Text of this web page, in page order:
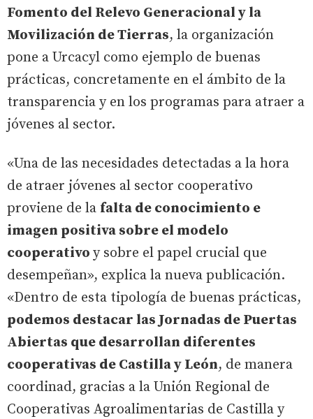
Fomento del Relevo Generacional y la
Movilización de Tierras, la organización
pone a Urcacyl como ejemplo de buenas
prácticas, concretamente en el ámbito de la
transparencia y en los programas para atraer a
jóvenes al sector.
«Una de las necesidades detectadas a la hora
de atraer jóvenes al sector cooperativo
proviene de la falta de conocimiento e
imagen positiva sobre el modelo
cooperativo y sobre el papel crucial que
desempeñan», explica la nueva publicación.
«Dentro de esta tipología de buenas prácticas,
podemos destacar las Jornadas de Puertas
Abiertas que desarrollan diferentes
cooperativas de Castilla y León, de manera
coordinad, gracias a la Unión Regional de
Cooperativas Agroalimentarias de Castilla y